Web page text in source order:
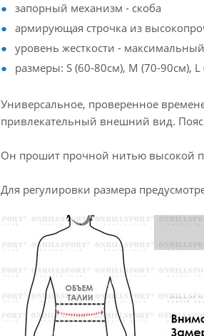
запорный механизм - скоба
армирующая строчка из
уровень жесткости - максимальный
размеры: S (60-80см), M (70-90см),
Универсальное, проверенное
привлекательный внешний вид. Пояс
Он прошит прочной нитью высокой
Для регулировки размера